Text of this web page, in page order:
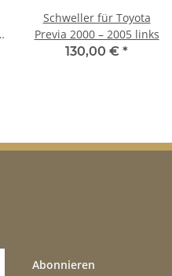
Schweller für Toyota
Previa 2000 – 2005 links
130,00 € *
Abonnieren